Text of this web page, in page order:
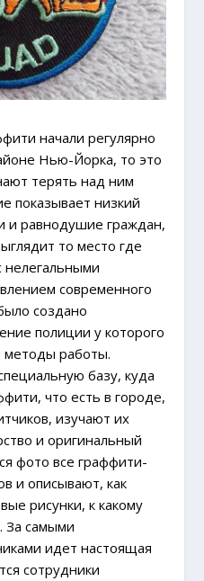
начали регулярно
Нью-Йорка, то это
терять над ним
показывает низкий
и равнодушие граждан,
то место где
современного
создано
полиции у которого
методы работы.
базу, куда
что есть в городе,
изучают их
и оригинальный
фото все граффити-
и описывают, как
рисунки, к какому
За самыми
идет настоящая
сотрудники